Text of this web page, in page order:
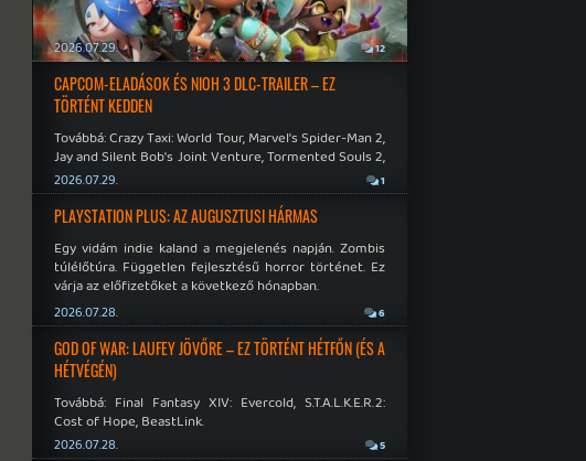
2026.07.29. 12
CAPCOM-ELADÁSOK ÉS NIOH 3 DLC-TRAILER – EZ
TÖRTÉNT KEDDEN
Továbbá: Crazy Taxi: World Tour, Marvel's Spider-Man 2,
Jay and Silent Bob's Joint Venture, Tormented Souls 2,
No More Room in Hell, Slain 2: The Beast Within.
2026.07.29. 1
PLAYSTATION PLUS: AZ AUGUSZTUSI HÁRMAS
Egy vidám indie kaland a megjelenés napján. Zombis
túlélőtúra. Független fejlesztésű horror történet. Ez
várja az előfizetőket a következő hónapban.
2026.07.28. 6
GOD OF WAR: LAUFEY JÖVŐRE – EZ TÖRTÉNT HÉTFŐN (ÉS A
HÉTVÉGÉN)
Továbbá: Final Fantasy XIV: Evercold, S.T.A.L.K.E.R.2:
Cost of Hope, BeastLink.
2026.07.28. 5